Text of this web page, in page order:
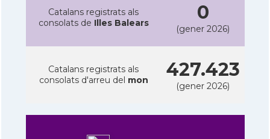
Catalans registrats als
consolats de Illes Balears 0
(gener 2026)
Catalans registrats als
consolats d'arreu del mon 427.423
(gener 2026)